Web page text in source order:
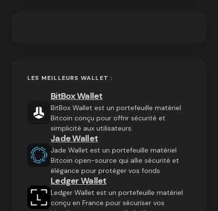
LES MEILLEURS WALLET :
BitBox Wallet
BitBox Wallet est un portefeuille matériel
Bitcoin conçu pour offrir sécurité et
simplicité aux utilisateurs.
Jade Wallet
Jade Wallet est un portefeuille matériel
Bitcoin open-source qui allie sécurité et
élégance pour protéger vos fonds.
Ledger Wallet
Ledger Wallet est un portefeuille matériel
conçu en France pour sécuriser vos